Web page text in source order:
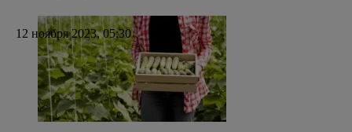
12 ноября 2023, 05:30